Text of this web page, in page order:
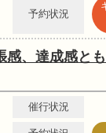
予約状況
、達成感と
催行状況